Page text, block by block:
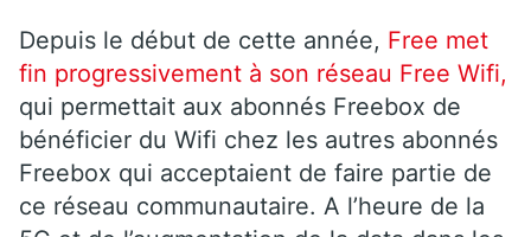
Depuis le début de cette année, Free met
fin progressivement à son réseau Free Wifi,
qui permettait aux abonnés Freebox de
bénéficier du Wifi chez les autres abonnés
Freebox qui acceptaient de faire partie de
ce réseau communautaire. A l’heure de la